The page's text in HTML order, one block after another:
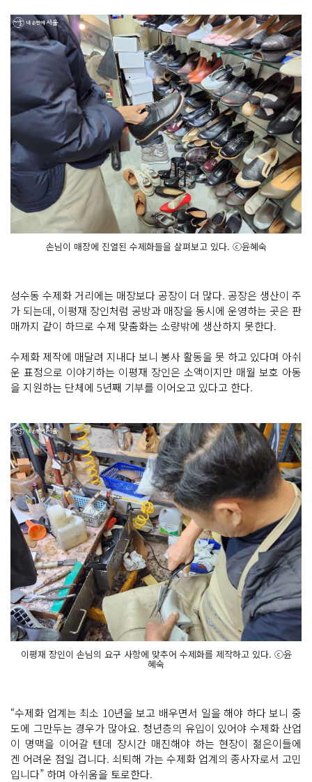
손님이 매장에 진열된 수제화들을 살펴보고 있다. ⓒ윤혜숙
성수동 수제화 거리에는 매장보다 공장이 더 많다. 공장은 생산이 주
가 되는데, 이평재 장인처럼 공방과 매장을 동시에 운영하는 곳은 판
매까지 같이 하므로 수제 맞춤화는 소량밖에 생산하지 못한다.
수제화 제작에 매달려 지내다 보니 봉사 활동을 못 하고 있다며 아쉬
운 표정으로 이야기하는 이평재 장인은 소액이지만 매월 보호 아동
을 지원하는 단체에 5년째 기부를 이어오고 있다고 한다.
이평재 장인이 손님의 요구 사항에 맞추어 수제화를 제작하고 있다. ⓒ윤
혜숙
“수제화 업계는 최소 10년을 보고 배우면서 일을 해야 하다 보니 중
도에 그만두는 경우가 많아요. 청년층의 유입이 있어야 수제화 산업
이 명맥을 이어갈 텐데 장시간 매진해야 하는 현장이 젊은이들에
겐 어려운 점일 겁니다. 쇠퇴해 가는 수제화 업계의 종사자로서 고민
입니다” 하며 아쉬움을 토로한다.